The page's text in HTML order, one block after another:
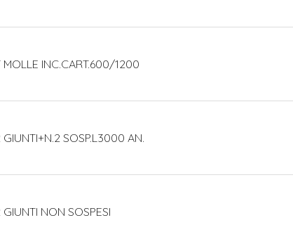
MOLLE INC.CART.600/1200
GIUNTI+N.2 SOSP.L3000 AN.
GIUNTI NON SOSPESI